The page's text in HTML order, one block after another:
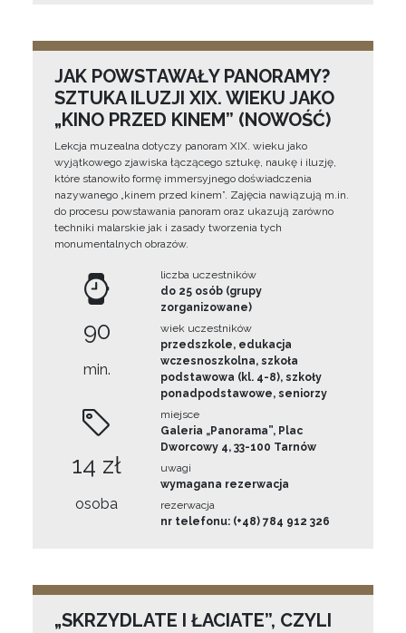
JAK POWSTAWAŁY PANORAMY?
SZTUKA ILUZJI XIX. WIEKU JAKO
„KINO PRZED KINEM” (NOWOŚĆ)
Lekcja muzealna dotyczy panoram XIX. wieku jako
wyjątkowego zjawiska łączącego sztukę, naukę i iluzję,
które stanowiło formę immersyjnego doświadczenia
nazywanego „kinem przed kinem”. Zajęcia nawiązują m.in.
do procesu powstawania panoram oraz ukazują zarówno
techniki malarskie jak i zasady tworzenia tych
monumentalnych obrazów.
90
min.
14 zł
osoba
liczba uczestników
do 25 osób (grupy
zorganizowane)
wiek uczestników
przedszkole, edukacja
wczesnoszkolna, szkoła
podstawowa (kl. 4-8), szkoły
ponadpodstawowe, seniorzy
miejsce
Galeria „Panorama”, Plac
Dworcowy 4, 33-100 Tarnów
uwagi
wymagana rezerwacja
rezerwacja
nr telefonu: (+48) 784 912 326
„SKRZYDLATE I ŁACIATE”, CZYLI